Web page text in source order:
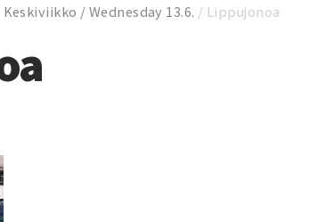
Keskiviikko / Wednesday 13.6. / Lippujonoa